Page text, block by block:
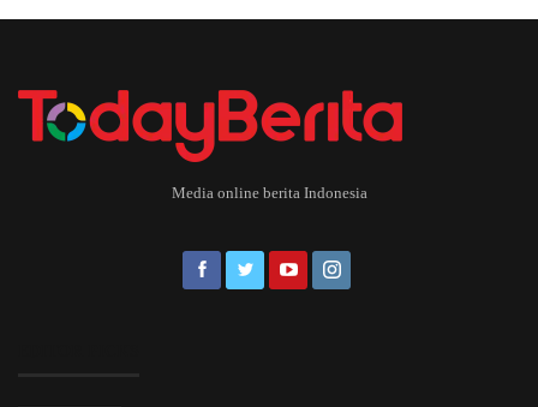
Media online berita Indonesia